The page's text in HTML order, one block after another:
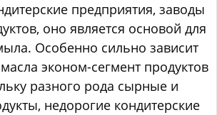
предприятия, заводы
оно является основой для
Особенно сильно зависит
эконом-сегмент продуктов
разного рода сырные и
недорогие кондитерские